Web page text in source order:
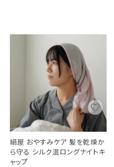
絹屋 おやすみケア 髪を乾燥か
ら守る シルク混ロングナイトキ
ャップ